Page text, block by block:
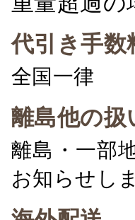
代引き手数
全国一律
離島他の扱
離島・一部
お知らせし